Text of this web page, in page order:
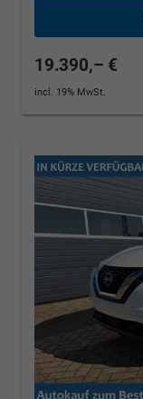
19.390,– €
incl. 19% MwSt.